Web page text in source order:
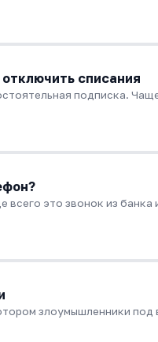
списания
подписка.
это звонок из
злоумышленники под